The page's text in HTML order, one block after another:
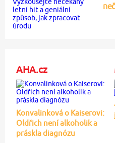
AHA.cz
Konvalinková o Kaiserovi:
Oldřich není alkoholik a
práskla diagnózu